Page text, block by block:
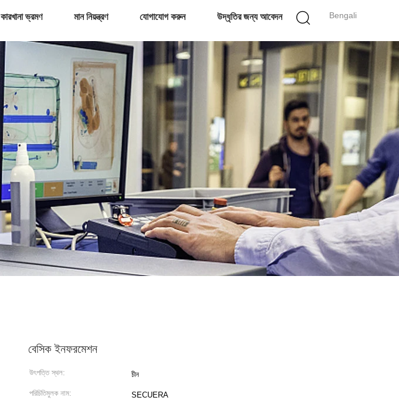
Bengali
কারখানা ভ্রমণ মান নিয়ন্ত্রণ যোগাযোগ করুন উদ্ধৃতির জন্য আবেদন
বেসিক ইনফরমেশন
উৎপত্তি স্থল: চীন
পরিচিতিমুলক নাম: SECUERA